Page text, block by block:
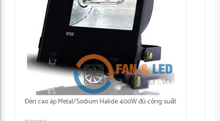
Đèn cao áp Metal/Sodium Halide 400W đủ công suất